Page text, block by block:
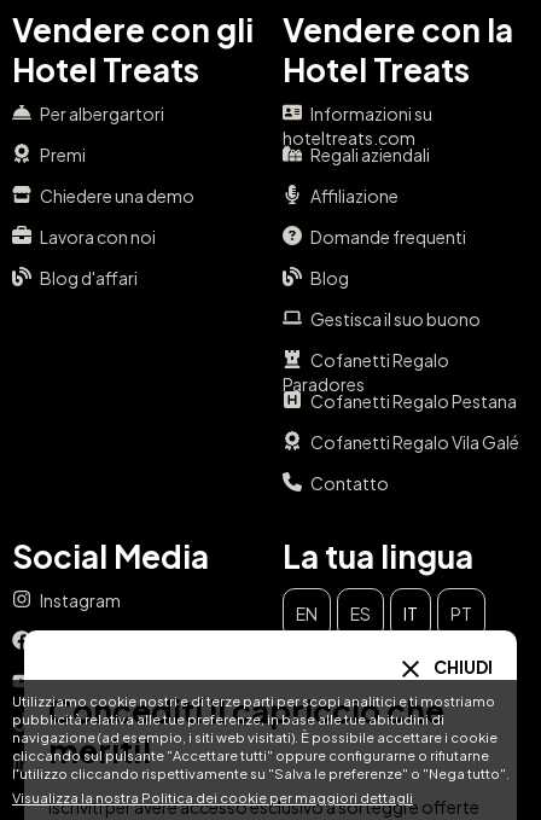
Utilizziamo cookie nostri e di terze parti per scopi analitici e ti mostriamo
pubblicità relativa alle tue preferenze, in base alle tue abitudini di
navigazione (ad esempio, i siti web visitati). È possibile accettare i cookie
cliccando sul pulsante "Accettare tutti" oppure configurarne o rifiutarne
l'utilizzo cliccando rispettivamente su "Salva le preferenze" o "Nega tutto".
Visualizza la nostra Politica dei cookie per maggiori dettagli
Vendere con gli
Hotel Treats
Per albergartori
Premi
Chiedere una demo
Lavora con noi
Blog d'affari
Vendere con la
Hotel Treats
Informazioni su
hoteltreats.com
Regali aziendali
Affiliazione
Domande frequenti
Blog
Gestisca il suo buono
Cofanetti Regalo
Paradores
Cofanetti Regalo Pestana
Cofanetti Regalo Vila Galé
Contatto
Social Media
Instagram
YouTube
TikTok
LinkedIn
La tua lingua
EN ES IT PT
NL CHIUDI
Concediti il capriccio che
meriti!
Iscriviti per avere accesso esclusivo a sorteggi e offerte